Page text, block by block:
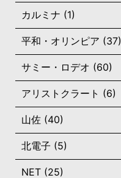
カルミナ (1)
平和・オリンピア (37)
サミー・ロデオ (60)
アリストクラート (6)
山佐 (40)
北電子 (5)
NET (25)